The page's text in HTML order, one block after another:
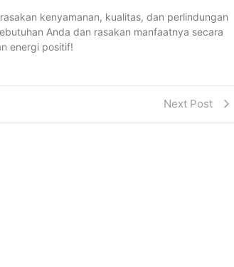
kenyamanan, kualitas, dan perlindungan
Anda dan rasakan manfaatnya secara
energi positif!
Next Post